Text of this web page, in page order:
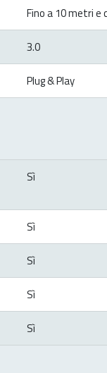
Fino a 10 metri e
3.0
Plug & Play
Sì
Sì
Sì
Sì
Sì